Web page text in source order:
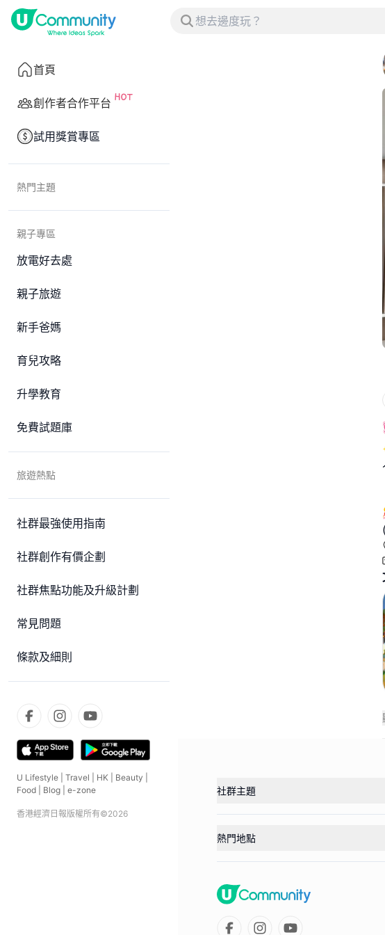
首頁
創作者合作平台
試用獎賞專區
熱門主題
親子專區
放電好去處
親子旅遊
新手爸媽
育兒攻略
升學教育
免費試題庫
旅遊熱點
社群最強使用指南
社群創作有價企劃
社群焦點功能及升級計劃
常見問題
條款及細則
U Lifestyle Travel HK Beauty
Food
Blog e-zone
香港經濟日報版權所有©2026
社群主題
熱門地點